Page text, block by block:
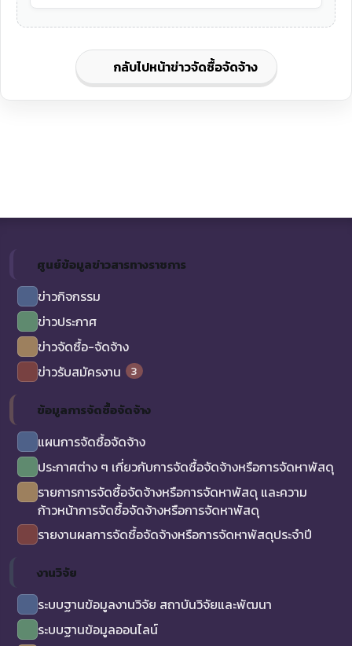
กลับไปหน้าข่าวจัดซื้อจัดจ้าง
ศูนย์ข้อมูลข่าวสารทางราชการ
ข่าวกิจกรรม
ข่าวประกาศ
ข่าวจัดซื้อ-จัดจ้าง
ข่าวรับสมัครงาน
3
ข้อมูลการจัดซื้อจัดจ้าง
แผนการจัดซื้อจัดจ้าง
ประกาศต่าง ๆ เกี่ยวกับการจัดซื้อจัดจ้างหรือการจัดหาพัสดุ
รายการการจัดซื้อจัดจ้างหรือการจัดหาพัสดุ และความ
ก้าวหน้าการจัดซื้อจัดจ้างหรือการจัดหาพัสดุ
รายงานผลการจัดซื้อจัดจ้างหรือการจัดหาพัสดุประจำปี
งานวิจัย
ระบบฐานข้อมูลงานวิจัย สถาบันวิจัยและพัฒนา
ระบบฐานข้อมูลออนไลน์